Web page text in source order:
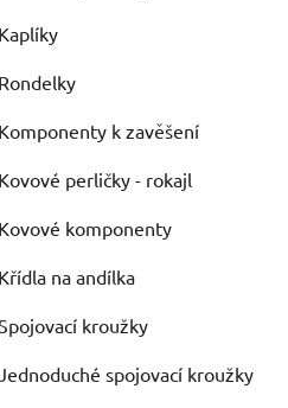
Kaplíky
Rondelky
Komponenty k zavěšení
Kovové perličky - rokajl
Kovové komponenty
Křídla na andílka
kroužky
Jednoduché spojovací kroužky